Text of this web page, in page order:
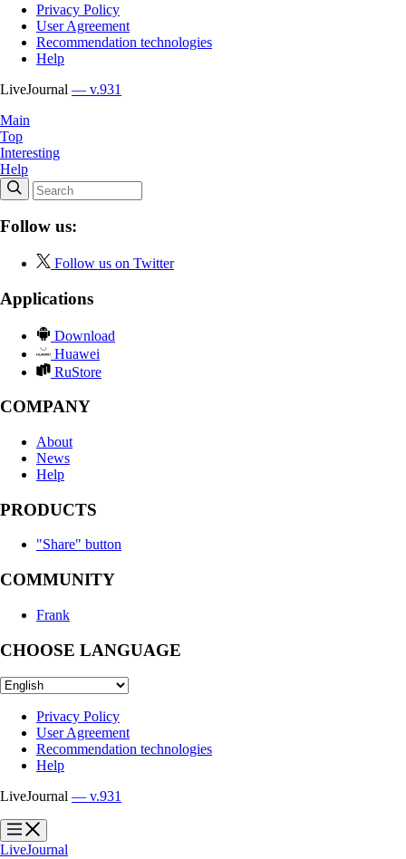
Privacy Policy
User Agreement
Recommendation technologies
Help
LiveJournal — v.931
Main
Top
Interesting
Help
Follow us:
Follow us on Twitter
Applications
Download
Huawei
RuStore
COMPANY
About
News
Help
PRODUCTS
"Share" button
COMMUNITY
Frank
CHOOSE LANGUAGE
Privacy Policy
User Agreement
Recommendation technologies
Help
LiveJournal — v.931
?
?
LiveJournal